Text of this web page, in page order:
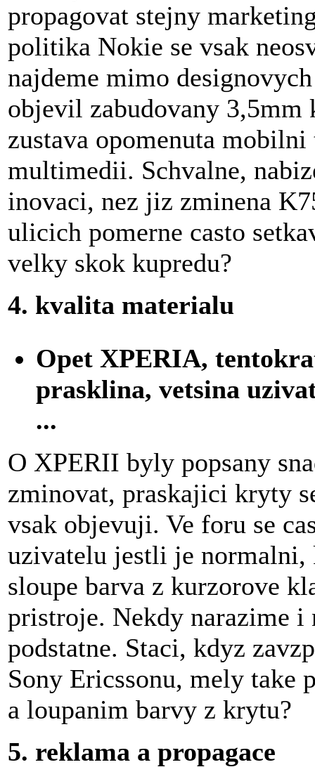
propagovat stejny
politika Nokie se vsak
najdeme mimo
objevil zabudovany 3,5mm
zustava opomenuta
multimedii. Schvalne,
inovaci, nez jiz zminena
ulicich pomerne casto
velky skok kupredu?
4. kvalita materialu
Opet XPERIA,
prasklina, vetsina
...
O XPERII byly popsany
zminovat, praskajici kryty
vsak objevuji. Ve foru se
uzivatelu jestli je normalni,
sloupe barva z kurzorove
pristroje. Nekdy narazime
podstatne. Staci, kdyz
Sony Ericssonu, mely take
a loupanim barvy z krytu?
5. reklama a propagace